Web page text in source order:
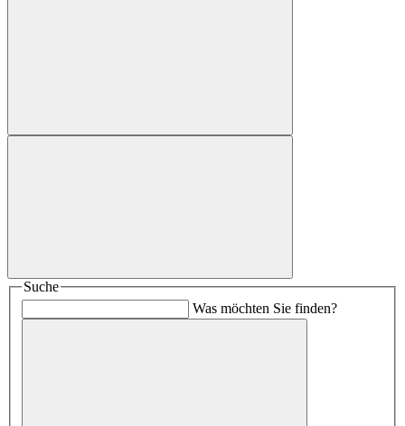
Suche
Was möchten Sie finden?